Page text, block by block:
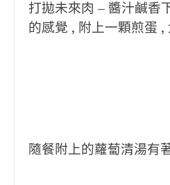
打拋未來肉 – 醬汁鹹香
的感覺 , 附上一顆煎蛋 ,
隨餐附上的蘿蔔清湯有